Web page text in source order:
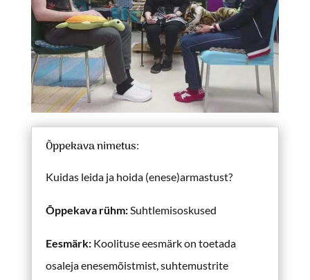
Õppekava nimetus:
Kuidas leida ja hoida (enese)armastust?
Õppekava rühm:Suhtlemisoskused
Eesmärk: Koolituse eesmärk on toetada
osaleja enesemõistmist, suhtemustrite